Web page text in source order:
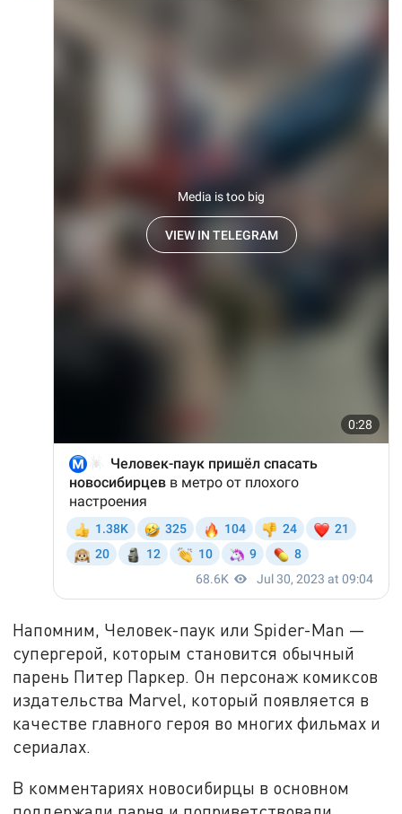
Напомним, Человек-паук или Spider-Man —
супергерой, которым становится обычный
парень Питер Паркер. Он персонаж комиксов
издательства Marvel, который появляется в
качестве главного героя во многих фильмах и
сериалах.
В комментариях новосибирцы в основном